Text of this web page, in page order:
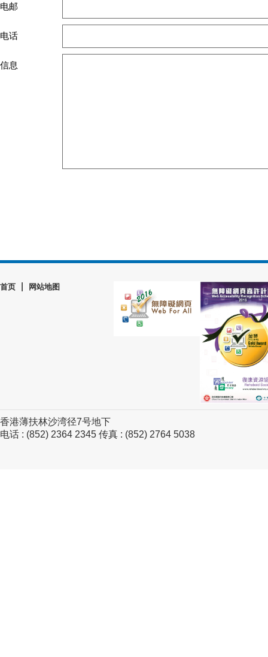
电邮
电话
信息
首页 网站地图
香港薄扶林沙湾径7号地下
电话 : (852) 2364 2345 传真 : (852) 2764 5038